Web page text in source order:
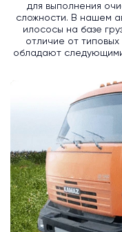
для выполнения
сложности. В нашем
илососы на базе
отличие от
обладают